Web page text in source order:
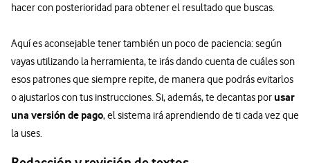
hacer con posterioridad para obtener el resultado que buscas.
Aquí es aconsejable tener también un poco de paciencia: según
vayas utilizando la herramienta, te irás dando cuenta de cuáles son
esos patrones que siempre repite, de manera que podrás evitarlos
o ajustarlos con tus instrucciones. Si, además, te decantas por usar
una versión de pago, el sistema irá aprendiendo de ti cada vez que
la uses.